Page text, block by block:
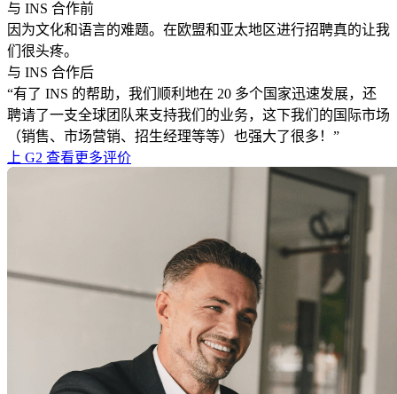
与 INS 合作前
因为文化和语言的难题。在欧盟和亚太地区进行招聘真的让我
们很头疼。
与 INS 合作后
“有了 INS 的帮助，我们顺利地在 20 多个国家迅速发展，还
聘请了一支全球团队来支持我们的业务，这下我们的国际市场
（销售、市场营销、招生经理等等）也强大了很多！”
上 G2 查看更多评价